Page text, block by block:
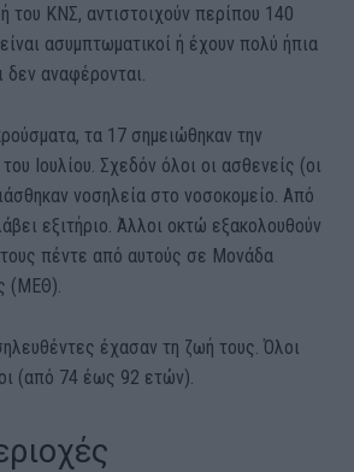
του ΚΝΣ, αντιστοιχούν περίπου 140
ασυμπτωματικοί ή έχουν πολύ ήπια
αναφέρονται.
τα 17 σημειώθηκαν την
Ιουλίου. Σχεδόν όλοι οι ασθενείς (οι
νοσηλεία στο νοσοκομείο. Από
εξιτήριο. Άλλοι οκτώ εξακολουθούν
πέντε από αυτούς σε Μονάδα
(ΜΕΘ).
έχασαν τη ζωή τους. Όλοι
(από 74 έως 92 ετών).